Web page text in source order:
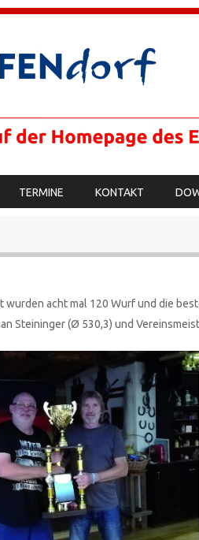
TERMINE KONTAKT
acht mal 120 Wurf und die
Steininger (Ø 530,3) und